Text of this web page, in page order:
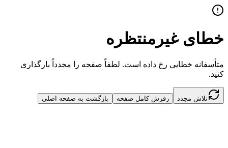
خطای غیرمنتظره
متأسفانه خطایی رخ داده است. لطفاً صفحه را مجدداً بارگذاری
کنید.
تلاش مجدد رفرش کامل صفحه بازگشت به صفحه اصلی